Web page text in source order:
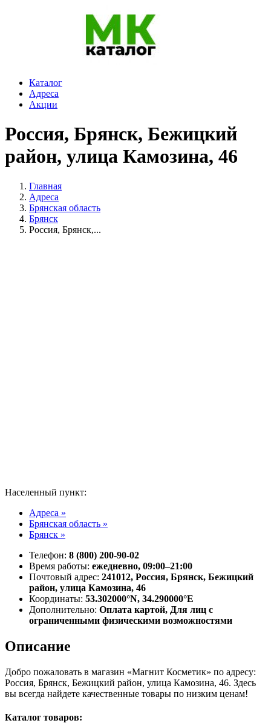
Каталог
Адреса
Акции
Россия, Брянск, Бежицкий
район, улица Камозина, 46
Главная
Адреса
Брянская область
Брянск
Россия, Брянск,...
Населенный пункт:
Адреса »
Брянская область »
Брянск »
Телефон: 8 (800) 200-90-02
Время работы: ежедневно, 09:00–21:00
Почтовый адрес: 241012, Россия, Брянск, Бежицкий
район, улица Камозина, 46
Координаты: 53.302000°N, 34.290000°E
Дополнительно: Оплата картой, Для лиц с
ограниченными физическими возможностями
Описание
Добро пожаловать в магазин «Магнит Косметик» по адресу:
Россия, Брянск, Бежицкий район, улица Камозина, 46. Здесь
вы всегда найдете качественные товары по низким ценам!
Каталог товаров: